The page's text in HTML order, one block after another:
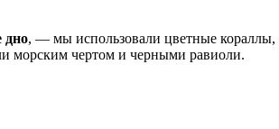
дно, — мы использовали цветные кораллы,
морским чертом и черными равиоли.